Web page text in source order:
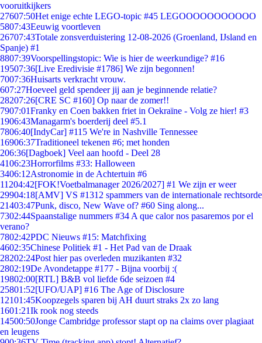
vooruitkijkers
27607:50Het enige echte LEGO-topic #45 LEGOOOOOOOOOOO
5807:43Eeuwig voortleven
26707:43Totale zonsverduistering 12-08-2026 (Groenland, IJsland en
Spanje) #1
8807:39Voorspellingstopic: Wie is hier de weerkundige? #16
19507:36[Live Eredivisie #1786] We zijn begonnen!
7007:36Huisarts verkracht vrouw.
607:27Hoeveel geld spendeer jij aan je beginnende relatie?
28207:26[CRE SC #160] Op naar de zomer!!
7907:01Franky en Coen bakken friet in Oekraïne - Volg ze hier! #3
1906:43Managarm's boerderij deel #5.1
7806:40[IndyCar] #115 We're in Nashville Tennessee
16906:37Traditioneel tekenen #6; met honden
206:36[Dagboek] Veel aan hoofd - Deel 28
4106:23Horrorfilms #33: Halloween
3406:12Astronomie in de Achtertuin #6
11204:42[FOK!Voetbalmanager 2026/2027] #1 We zijn er weer
29904:18[AMV] VS #1312 spammers van de internationale rechtsorde
21403:47Punk, disco, New Wave of? #60 Sing along...
7302:44Spaanstalige nummers #34 A que calor nos pasaremos por el
verano?
7802:42PDC Nieuws #15: Matchfixing
4602:35Chinese Politiek #1 - Het Pad van de Draak
28202:24Post hier pas overleden muzikanten #32
2802:19De Avondetappe #177 - Bijna voorbij :(
19802:00[RTL] B&B vol liefde 6de seizoen #4
25801:52[UFO/UAP] #16 The Age of Disclosure
12101:45Koopzegels sparen bij AH duurt straks 2x zo lang
1601:21Ik rook nog steeds
14500:50Jonge Cambridge professor stapt op na claims over plagiaat
en leugens